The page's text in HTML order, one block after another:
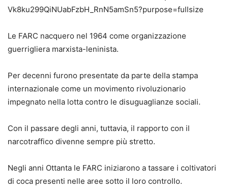
Le FARC nacquero nel 1964 come organizzazione
guerrigliera marxista-leninista.
Per decenni furono presentate da parte della stampa
internazionale come un movimento rivoluzionario
impegnato nella lotta contro le disuguaglianze sociali.
Con il passare degli anni, tuttavia, il rapporto con il
narcotraffico divenne sempre più stretto.
Negli anni Ottanta le FARC iniziarono a tassare i coltivatori
di coca presenti nelle aree sotto il loro controllo.